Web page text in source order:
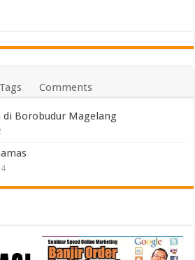
Tags Comments
di Borobudur Magelang